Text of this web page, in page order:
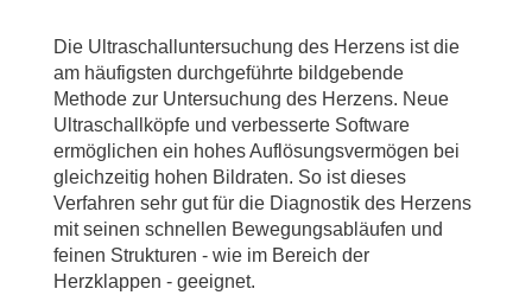
Die Ultraschalluntersuchung des Herzens ist die
am häufigsten durchgeführte bildgebende
Methode zur Untersuchung des Herzens. Neue
Ultraschallköpfe und verbesserte Software
ermöglichen ein hohes Auflösungsvermögen bei
gleichzeitig hohen Bildraten. So ist dieses
Verfahren sehr gut für die Diagnostik des Herzens
mit seinen schnellen Bewegungsabläufen und
feinen Strukturen - wie im Bereich der
Herzklappen - geeignet.